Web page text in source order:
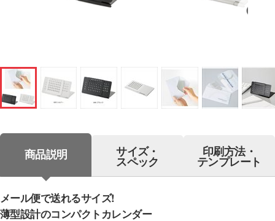
商品説明 サイズ・
スペック
印刷方法・
テンプレート
メール便で送れるサイズ!
薄型設計のコンパクトカレンダー